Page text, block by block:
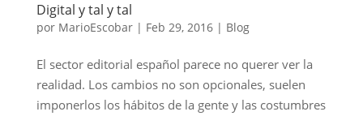
Digital y tal y tal
por MarioEscobar| Feb 29, 2016| Blog
El sector editorial español parece no querer ver la
realidad. Los cambios no son opcionales, suelen
imponerlos los hábitos de la gente y las costumbres